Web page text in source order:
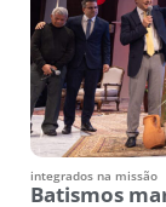
integrados na missão
Batismos